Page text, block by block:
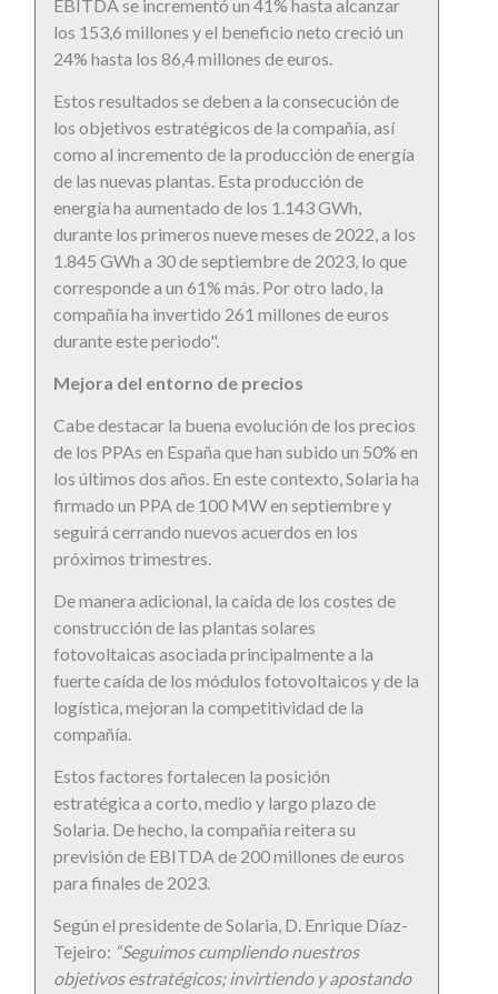
EBITDA se incrementó un 41% hasta alcanzar
los 153,6 millones y el beneficio neto creció un
24% hasta los 86,4 millones de euros.
Estos resultados se deben a la consecución de
los objetivos estratégicos de la compañía, así
como al incremento de la producción de energía
de las nuevas plantas. Esta producción de
energía ha aumentado de los 1.143 GWh,
durante los primeros nueve meses de 2022, a los
1.845 GWh a 30 de septiembre de 2023, lo que
corresponde a un 61% más. Por otro lado, la
compañía ha invertido 261 millones de euros
durante este periodo".
Mejora del entorno de precios
Cabe destacar la buena evolución de los precios
de los PPAs en España que han subido un 50% en
los últimos dos años. En este contexto, Solaria ha
firmado un PPA de 100 MW en septiembre y
seguirá cerrando nuevos acuerdos en los
próximos trimestres.
De manera adicional, la caída de los costes de
construcción de las plantas solares
fotovoltaicas asociada principalmente a la
fuerte caída de los módulos fotovoltaicos y de la
logística, mejoran la competitividad de la
compañía.
Estos factores fortalecen la posición
estratégica a corto, medio y largo plazo de
Solaria. De hecho, la compañía reitera su
previsión de EBITDA de 200 millones de euros
para finales de 2023.
Según el presidente de Solaria, D. Enrique Díaz-
Tejeiro: “Seguimos cumpliendo nuestros
objetivos estratégicos; invirtiendo y apostando